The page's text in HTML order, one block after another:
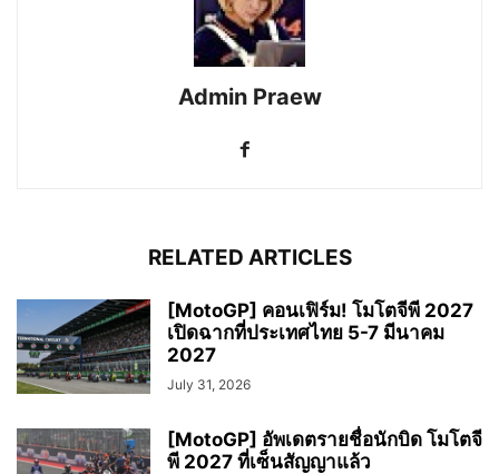
Admin Praew
RELATED ARTICLES
[MotoGP] คอนเฟิร์ม! โมโตจีพี 2027
เปิดฉากที่ประเทศไทย 5-7 มีนาคม
2027
July 31, 2026
[MotoGP] อัพเดตรายชื่อนักบิด โมโตจี
พี 2027 ที่เซ็นสัญญาแล้ว